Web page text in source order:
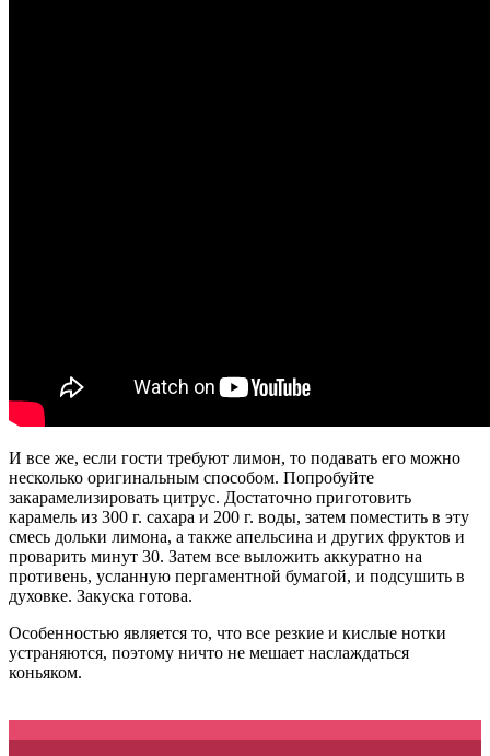
И все же, если гости требуют лимон, то подавать его можно
несколько оригинальным способом. Попробуйте
закарамелизировать цитрус. Достаточно приготовить
карамель из 300 г. сахара и 200 г. воды, затем поместить в эту
смесь дольки лимона, а также апельсина и других фруктов и
проварить минут 30. Затем все выложить аккуратно на
противень, усланную пергаментной бумагой, и подсушить в
духовке. Закуска готова.
Особенностью является то, что все резкие и кислые нотки
устраняются, поэтому ничто не мешает наслаждаться
коньяком.